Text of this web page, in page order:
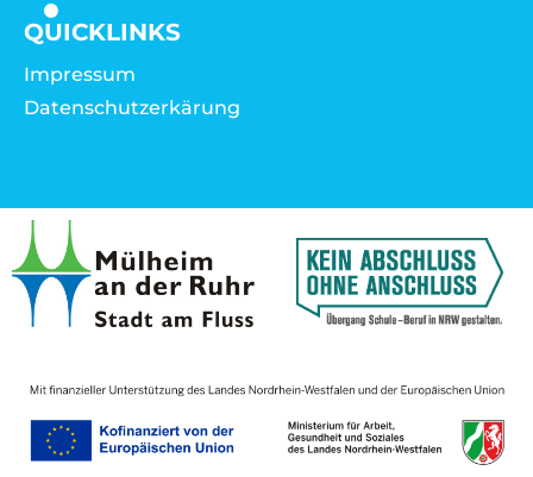
QUICKLINKS
Impressum
Datenschutzerkärung